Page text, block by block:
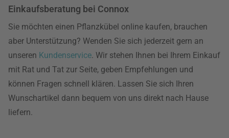
Einkaufsberatung bei Connox
Sie möchten einen Pflanzkübel online kaufen, brauchen
aber Unterstützung? Wenden Sie sich jederzeit gern an
unseren Kundenservice. Wir stehen Ihnen bei Ihrem Einkauf
mit Rat und Tat zur Seite, geben Empfehlungen und
können Fragen schnell klären. Lassen Sie sich Ihren
Wunschartikel dann bequem von uns direkt nach Hause
liefern.